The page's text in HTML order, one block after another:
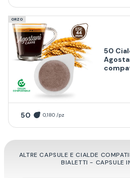
ORZO
50
50 0,180 /pz
ALTRE CAPSULE E CIALDE
BIALETTI - CAPSULE